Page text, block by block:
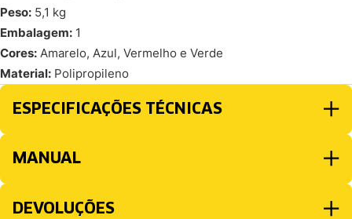
Peso: 5,1 kg
Embalagem: 1
Cores: Amarelo, Azul, Vermelho e Verde
Material: Polipropileno
ESPECIFICAÇÕES TÉCNICAS
MANUAL
DEVOLUÇÕES